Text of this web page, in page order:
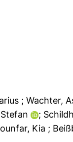
; Wachter,
;
Kia ;